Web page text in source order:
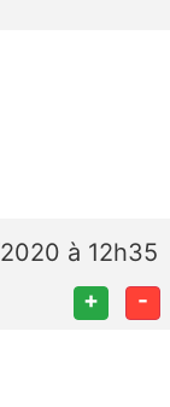
à 12h35
+ -